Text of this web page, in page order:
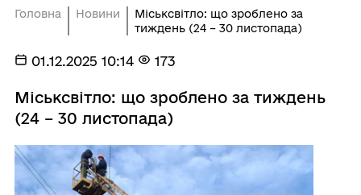
Головна Новини
Міськсвітло: що зроблено за
тиждень (24 – 30 листопада)
01.12.2025 10:14 173
Міськсвітло: що зроблено за тиждень
(24 – 30 листопада)